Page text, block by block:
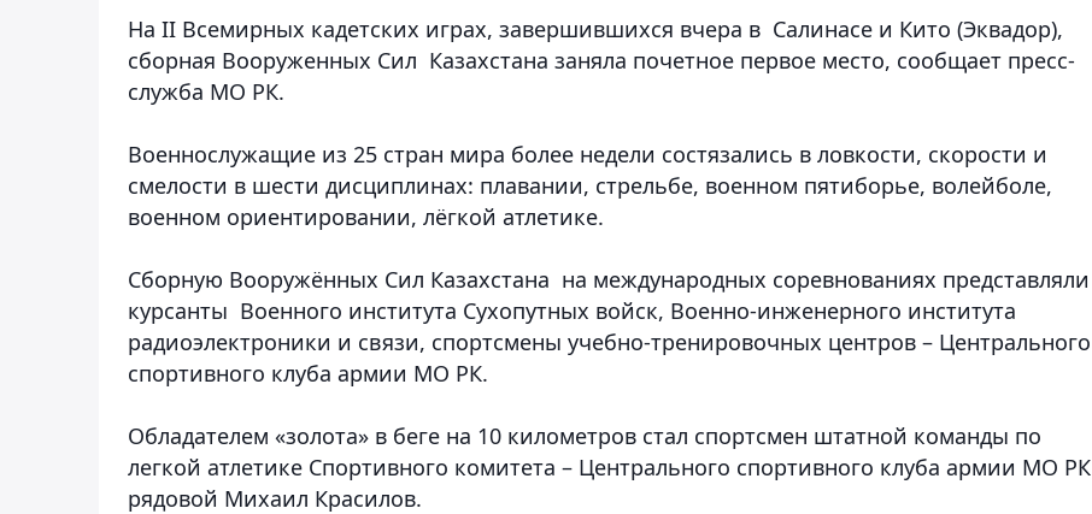
На II Всемирных кадетских играх, завершившихся вчера в Салинасе и Кито (Эквадор),
сборная Вооруженных Сил Казахстана заняла почетное первое место, сообщает пресс-
служба МО РК.
Военнослужащие из 25 стран мира более недели состязались в ловкости, скорости и
смелости в шести дисциплинах: плавании, стрельбе, военном пятиборье, волейболе,
военном ориентировании, лёгкой атлетике.
Сборную Вооружённых Сил Казахстана на международных соревнованиях представляли
курсанты Военного института Сухопутных войск, Военно-инженерного института
радиоэлектроники и связи, спортсмены учебно-тренировочных центров – Центрального
спортивного клуба армии МО РК.
Обладателем «золота» в беге на 10 километров стал спортсмен штатной команды по
легкой атлетике Спортивного комитета – Центрального спортивного клуба армии МО РК
рядовой Михаил Красилов.